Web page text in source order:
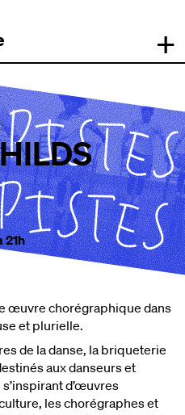
+
21h
œuvre chorégraphique dans
et plurielle.
de la danse, la briqueterie
aux danseurs et
d’œuvres
les chorégraphes et